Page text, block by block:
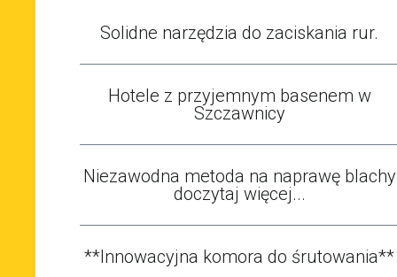
Solidne narzędzia do zaciskania rur.
Hotele z przyjemnym basenem w
Szczawnicy
Niezawodna metoda na naprawę blachy
doczytaj więcej...
**Innowacyjna komora do śrutowania**